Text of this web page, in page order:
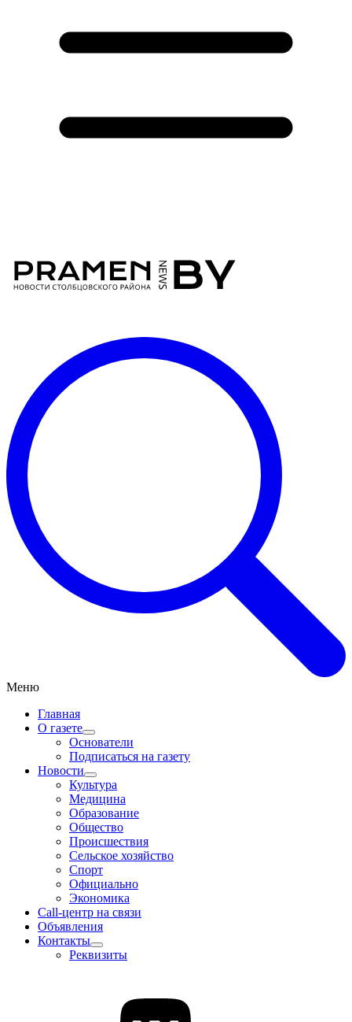
Меню
Главная
О газете
Основатели
Подписаться на газету
Новости
Культура
Медицина
Образование
Общество
Происшествия
Сельское хозяйство
Спорт
Официально
Экономика
Call-центр на связи
Объявления
Контакты
Реквизиты